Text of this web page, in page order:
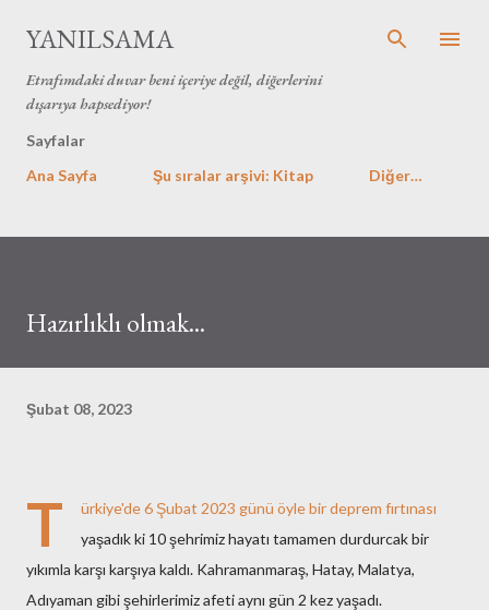
YANILSAMA
Etrafımdaki duvar beni içeriye değil, diğerlerini
dışarıya hapsediyor!
Sayfalar
Ana Sayfa
Şu sıralar arşivi: Kitap Diğer…
Hazırlıklı olmak...
Şubat 08, 2023
T
ürkiye'de 6 Şubat 2023 günü öyle bir deprem fırtınası
yaşadık ki 10 şehrimiz hayatı tamamen durdurcak bir
yıkımla karşı karşıya kaldı. Kahramanmaraş, Hatay, Malatya,
Adıyaman gibi şehirlerimiz afeti aynı gün 2 kez yaşadı.